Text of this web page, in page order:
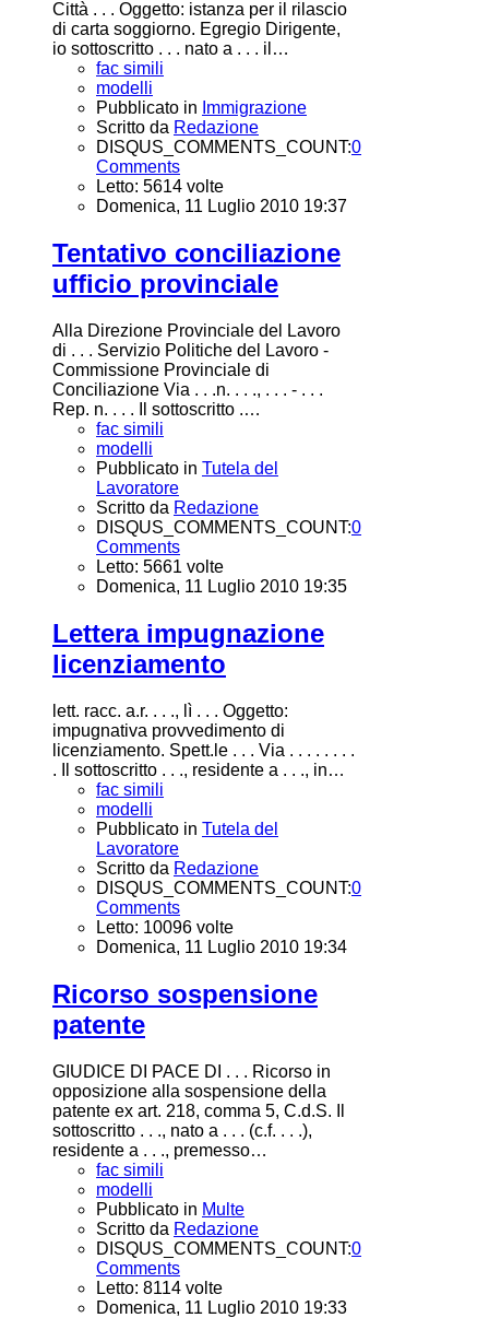
Città . . . Oggetto: istanza per il rilascio
di carta soggiorno. Egregio Dirigente,
io sottoscritto . . . nato a . . . il…
fac simili
modelli
Pubblicato in Immigrazione
Scritto da Redazione
DISQUS_COMMENTS_COUNT:0
Comments
Letto: 5614 volte
Domenica, 11 Luglio 2010 19:37
Tentativo conciliazione
ufficio provinciale
Alla Direzione Provinciale del Lavoro
di . . . Servizio Politiche del Lavoro -
Commissione Provinciale di
Conciliazione Via . . .n. . . ., . . . - . . .
Rep. n. . . . Il sottoscritto .…
fac simili
modelli
Pubblicato in Tutela del
Lavoratore
Scritto da Redazione
DISQUS_COMMENTS_COUNT:0
Comments
Letto: 5661 volte
Domenica, 11 Luglio 2010 19:35
Lettera impugnazione
licenziamento
lett. racc. a.r. . . ., lì . . . Oggetto:
impugnativa provvedimento di
licenziamento. Spett.le . . . Via . . . . . . . .
. Il sottoscritto . . ., residente a . . ., in…
fac simili
modelli
Pubblicato in Tutela del
Lavoratore
Scritto da Redazione
DISQUS_COMMENTS_COUNT:0
Comments
Letto: 10096 volte
Domenica, 11 Luglio 2010 19:34
Ricorso sospensione
patente
GIUDICE DI PACE DI . . . Ricorso in
opposizione alla sospensione della
patente ex art. 218, comma 5, C.d.S. Il
sottoscritto . . ., nato a . . . (c.f. . . .),
residente a . . ., premesso…
fac simili
modelli
Pubblicato in Multe
Scritto da Redazione
DISQUS_COMMENTS_COUNT:0
Comments
Letto: 8114 volte
Domenica, 11 Luglio 2010 19:33